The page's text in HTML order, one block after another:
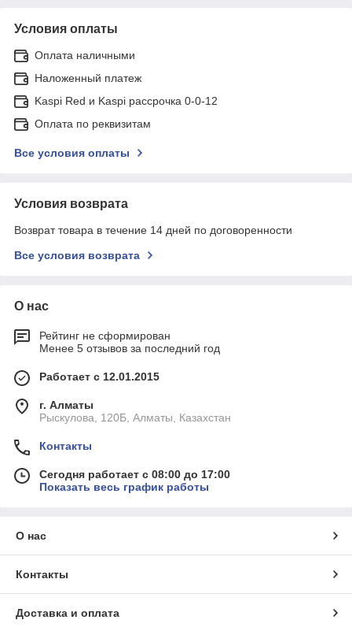
Условия оплаты
Оплата наличными
Наложенный платеж
Kaspi Red и Kaspi рассрочка 0-0-12
Оплата по реквизитам
Все условия оплаты
Условия возврата
Возврат товара в течение 14 дней по договоренности
Все условия возврата
О нас
Рейтинг не сформирован
Менее 5 отзывов за последний год
Работает с 12.01.2015
г. Алматы
Рыскулова, 120Б, Алматы, Казахстан
Контакты
Сегодня работает с 08:00 до 17:00
Показать весь график работы
О нас
Контакты
Доставка и оплата